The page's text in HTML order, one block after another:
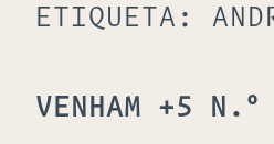
ETIQUETA:
VENHAM +5